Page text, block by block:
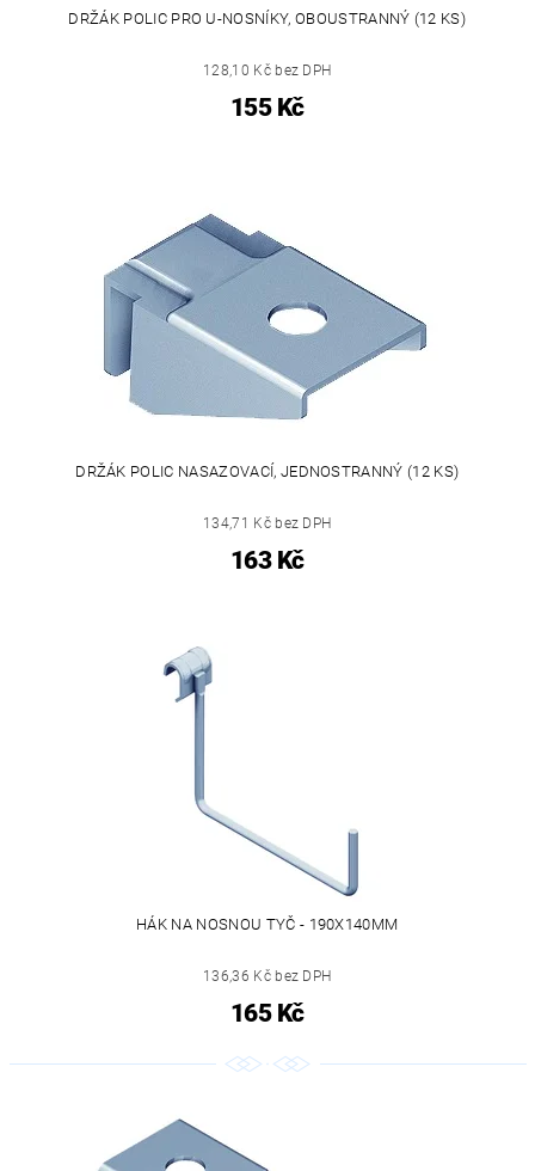
DRŽÁK POLIC PRO U-NOSNÍKY, OBOUSTRANNÝ (12 KS)
128,10 Kč bez DPH
155 Kč
DRŽÁK POLIC NASAZOVACÍ, JEDNOSTRANNÝ (12 KS)
134,71 Kč bez DPH
163 Kč
HÁK NA NOSNOU TYČ - 190X140MM
136,36 Kč bez DPH
165 Kč